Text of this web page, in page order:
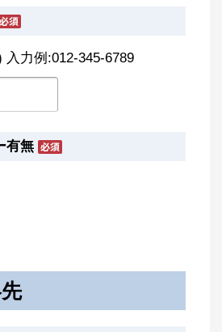
入力例:012-345-6789
有無